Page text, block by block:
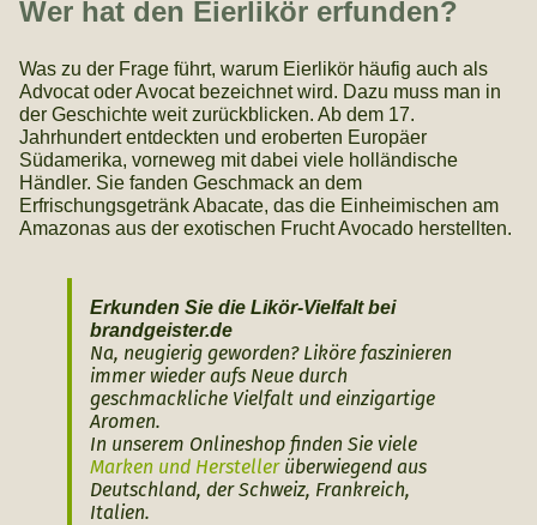
Wer hat den Eierlikör erfunden?
Was zu der Frage führt, warum Eierlikör häufig auch als
Advocat oder Avocat bezeichnet wird. Dazu muss man in
der Geschichte weit zurückblicken. Ab dem 17.
Jahrhundert entdeckten und eroberten Europäer
Südamerika, vorneweg mit dabei viele holländische
Händler. Sie fanden Geschmack an dem
Erfrischungsgetränk Abacate, das die Einheimischen am
Amazonas aus der exotischen Frucht Avocado herstellten.
Erkunden Sie die Likör-Vielfalt bei
brandgeister.de
Na, neugierig geworden? Liköre faszinieren
immer wieder aufs Neue durch
geschmackliche Vielfalt und einzigartige
Aromen.
In unserem Onlineshop finden Sie viele
Marken und Herstellerüberwiegend aus
Deutschland, der Schweiz, Frankreich,
Italien.